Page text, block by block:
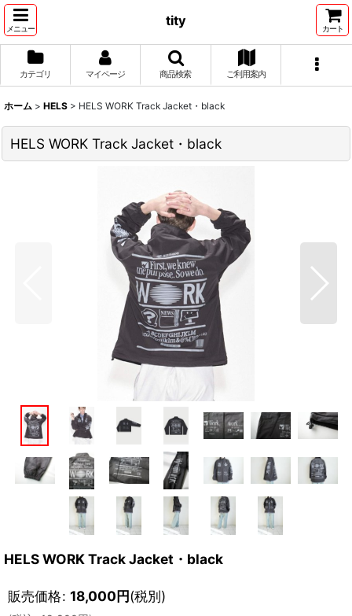
メニュー
tity
カート
カテゴリ マイページ 商品検索 ご利用案内
ホーム > HELS > HELS WORK Track Jacket・black
HELS WORK Track Jacket・black
HELS WORK Track Jacket・black
販売価格: 18,000円(税別)